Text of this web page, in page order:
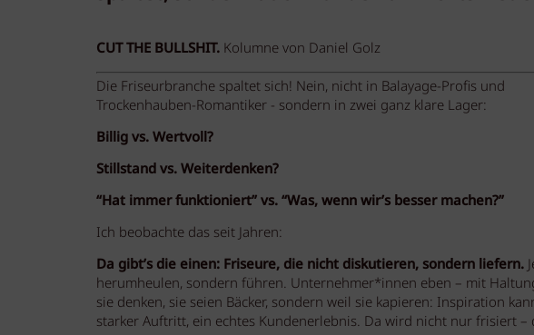
CUT THE BULLSHIT.Kolumne von Daniel Golz
Die Friseurbranche spaltet sich! Nein, nicht in Balayage-Profis und
Trockenhauben-Romantiker - sondern in zwei ganz klare Lager:
Billig vs. Wertvoll?
Stillstand vs. Weiterdenken?
“Hat immer funktioniert” vs. “Was, wenn wir’s besser machen?”
Ich beobachte das seit Jahren:
Da gibt’s die einen: Friseure, die nicht diskutieren, sondern liefern.
herumheulen, sondern führen. Unternehmer*innen eben – mit
sie denken, sie seien Bäcker, sondern weil sie kapieren: Inspiration
starker Auftritt, ein echtes Kundenerlebnis. Da wird nicht nur frisiert